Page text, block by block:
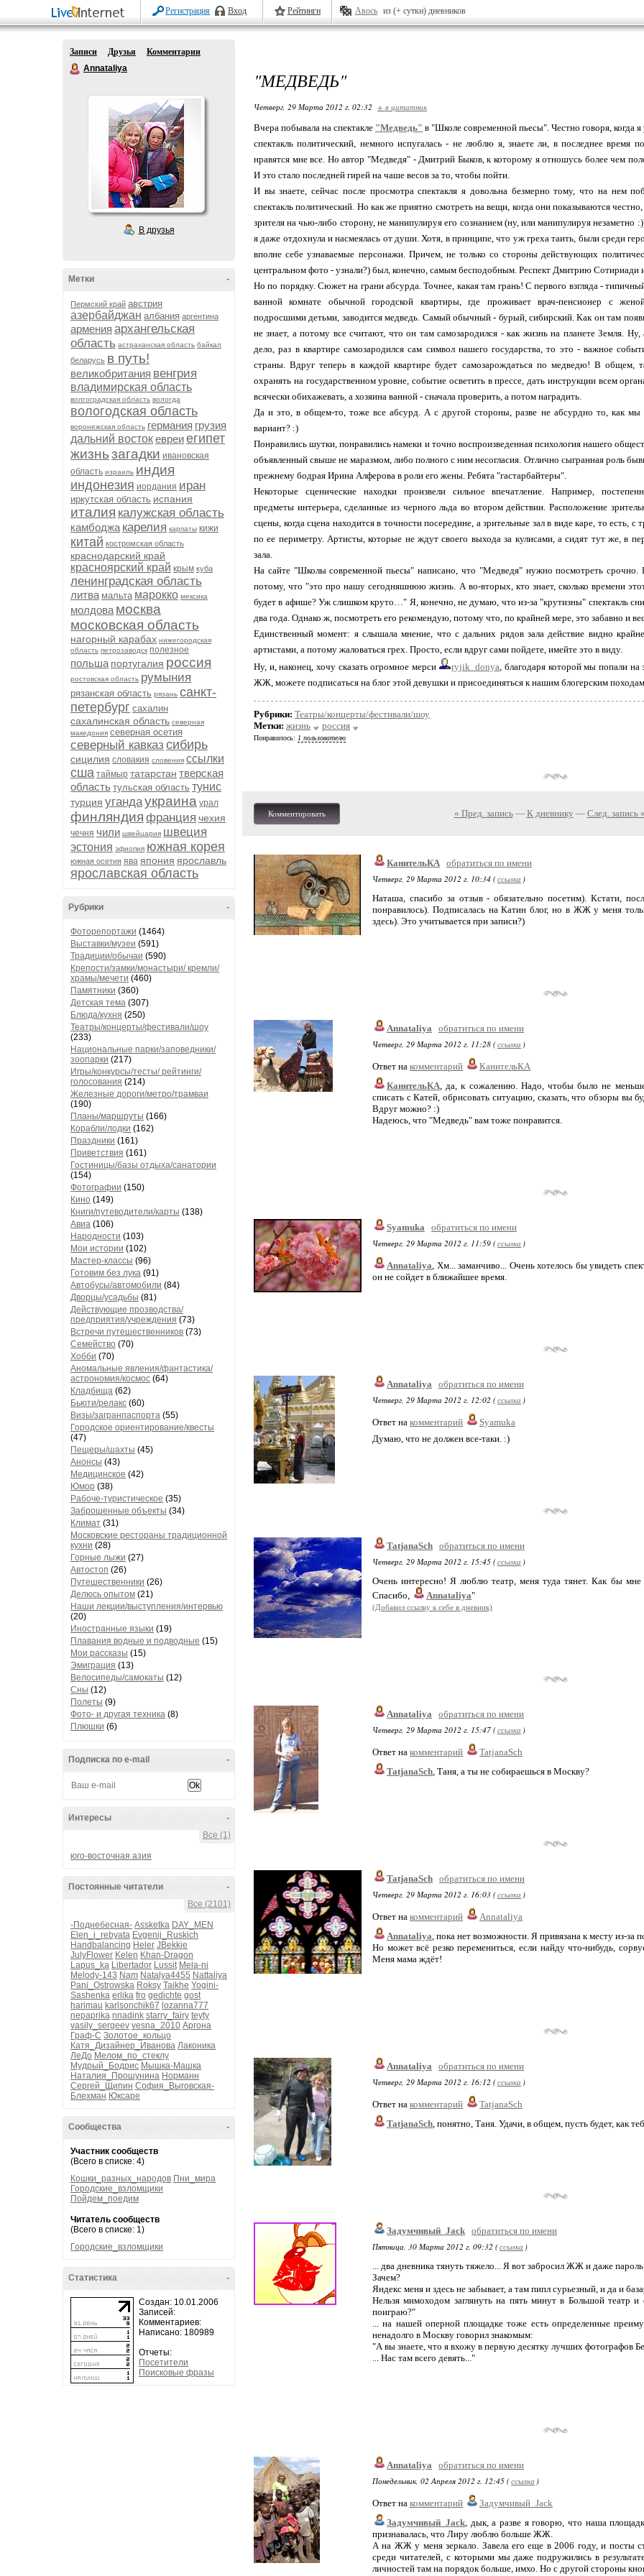
Регистрация Вход Рейтинги Авось из (+ сутки) дневников
Записи Друзья
Комментарии
Annataliya
В друзья
-
Метки
Пермский край австрия
азербайджан албания аргентина
армения архангельская
область астраханская область байкал
беларусь в путь!
великобритания венгрия
владимирская область
волгоградская область вологда
вологодская область
воронежская область германия грузия
дальний востокевреиегипет
жизньзагадки ивановская
область израиль индия
индонезия иордания иран
иркутская область испания
италия калужская область
камбоджа карелия карпаты кижи
китай костромская область
краснодарский край
красноярский край крым куба
ленинградская область
литва мальта марокко мексика
молдова москва
московская область
нагорный карабах нижегородская
область петрозаводск полезное
польша португалия россия
ростовская область румыния
рязанская область рязань санкт-
петербург сахалин
сахалинская область северная
македония северная осетия
северный кавказ сибирь
сицилия словакия словения ссылки
сша таймыр татарстан тверская
область тульская область тунис
турция угандаукраина урал
финляндия франция чехия
чечня чили швейцария швеция
эстония эфиопия южная корея
южная осетия ява япония ярославль
ярославская область
-
Рубрики
Фоторепортажи (1464)
Выставки/музеи (591)
Традиции/обычаи (590)
Крепости/замки/монастыри/ кремли/
храмы/мечети (460)
Памятники (360)
Детская тема (307)
Блюда/кухня (250)
Театры/концерты/фестивали/шоу
(233)
Национальные парки/заповедники/
зоопарки (217)
Игры/конкурсы/тесты/ рейтинги/
голосования (214)
Железные дороги/метро/трамваи
(190)
Планы/маршруты (166)
Корабли/лодки (162)
Праздники (161)
Приветствия (161)
Гостиницы/базы отдыха/санатории
(154)
Фотографии (150)
Кино (149)
Книги/путеводители/карты (138)
Авиа (106)
Народности (103)
Мои истории (102)
Мастер-классы (96)
Готовим без лука (91)
Автобусы/автомобили (84)
Дворцы/усадьбы (81)
Действующие прозводства/
предприятия/учреждения (73)
Встречи путешественников (73)
Семейство (70)
Хобби (70)
Аномальные явления/фантастика/
астрономия/космос (64)
Кладбища (62)
Бьюти/релакс (60)
Визы/загранпаспорта (55)
Городское ориентирование/квесты
(47)
Пещеры/шахты (45)
Анонсы (43)
Медицинское (42)
Юмор (38)
Рабоче-туристическое (35)
Заброшенные объекты (34)
Климат (31)
Московские рестораны традиционной
кухни (28)
Горные лыжи (27)
Автостоп (26)
Путешественники (26)
Делюсь опытом (21)
Наши лекции/выступления/интервью
(20)
Иностранные языки (19)
Плавания водные и подводные (15)
Мои рассказы (15)
Эмиграция (13)
Велосипеды/самокаты (12)
Сны (12)
Полеты (9)
Фото- и другая техника (8)
Плюшки (6)
-
Подписка по e-mail
-
Интересы
Все (1)
юго-восточная азия
-
Постоянные читатели
Все (2101)
-Поднебесная- Assketka DAY_MEN
Elen_i_rebyata Evgenij_Ruskich
Handbalancing Heler JBekkie
JulyFlower Kelen Khan-Dragon
Lapus_ka Libertador Lussit Mela-ni
Melody-143 Nam Natalya4455 Nattaliya
Pani_Ostrowska Roksy Taikhe Yogini-
Sashenka erlika fro gedichte gost
harimau karlsonchik67 lozanna777
nepaprika nnadink starry_fairy teyty
vasily_sergeev vesna_2010 Аргона
Граф-С Золотое_кольцо
Катя_Дизайнер_Иванова Лаконика
ЛеДо Мелом_по_стеклу
Мудрый_Бодрис Мышка-Машка
Наталия_Прошунина Норманн
Сергей_Щипин София_Выговская-
Блехман Юксаре
-
Сообщества
Участник сообществ
(Всего в списке: 4)
Кошки_разных_народов Пни_мира
Городские_взломщики
Пойдем_поедим
Читатель сообществ
(Всего в списке: 1)
Городские_взломщики
-
Статистика
Создан: 10.01.2006
Записей:
Комментариев:
Написано: 180989
Отчеты:
Посетители
Поисковые фразы
"МЕДВЕДЬ"
Четверг, 29 Марта 2012 г. 02:32 + в цитатник
Вчера побывала на спектакле "Медведь" в "Школе современной пьесы". Честно говоря, когда я
спектакль политический, немного испугалась - не люблю я, знаете ли, в последнее время
нравятся мне все. Но автор "Медведя" - Дмитрий Быков, к которому я отношусь более чем
И это стало последней гирей на чаше весов за то, чтобы пойти.
И вы знаете, сейчас после просмотра спектакля я довольна безмерно тому, что на нем
спектакль политический. Но как же приятно смотреть на вещи, когда они показываются
зрителя на чью-либо сторону, не манипулируя его сознанием (ну, или манипулируя незаметно
я даже отдохнула и насмеялась от души. Хотя, в принципе, что уж греха таить, были среди
вполне себе узнаваемые персонажи. Причем, не только со стороны действующих
центральном фото - узнали?) был, конечно, самым бесподобным. Респект Дмитрию Сотириади
Но по порядку. Сюжет на грани абсурда. Точнее, какая там грань! С первого взгляда -
ванной комнате обычной городской квартиры, где проживает врач-пенсионер с
подросшими детьми, заводится медведь. Самый обычный - бурый, сибирский. Как он там
не знает, а потому все считают, что он там самозародился - как жизнь на планете Земля. Ну,
дело, раз в квартире самозародился сам символ нашего государства, то это - важное
страны. Вдруг теперь в каждой квартире будет самозарождаться по медведю! В общем,
охранять на государственном уровне, событие осветить в прессе, дать инструкции всем
всячески обихажевать, а хозяина ванной - сначала проверить, а потом наградить.
Да и это, в общем-то, тоже все абсурд. А с другой стороны, разве не абсурдно то, как
вариант? :)
Понравились шутки, понравились намеки и точно воспроизведенная психология нашего
объявленный свыше не маразмом, либо полного с ним несогласия. Отлично сыгранная роль
прежнему бодрая Ирина Алферова в роли его жены. Ребята "гастарбайтеры".
Некоторые сценические находки произвели сильное впечатление. Например,
предметы интерьера, сделанные из черного льда во втором действии. Расположение
сцены, когда сцена находится в точности посередине, а зрительные зал в виде каре, то есть, с
по ее периметру. Артисты, которые не ждут своего выхода за кулисами, а сидят тут же, в
зала.
На сайте "Школы современной пьесы" написано, что "Медведя" нужно посмотреть срочно.
потому, что "это про нашу сегодняшнюю жизнь. А во-вторых, кто знает, сколько времени
будет в афише? Уж слишком круто…" Я, конечно, не думаю, что из-за "крутизны" спектакль
два года. Однако ж, посмотреть его рекомендую, потому что, по крайней мере, это забавно и
Единственный момент: я слышала мнение, что с дальних рядов зала действие видно
артистами, а потому жаловаться грех. Просто, если вдруг сами пойдете, имейте это в виду.
Ну, и, наконец, хочу сказать огромное мерси
ryjik_donya, благодаря которой мы попали на
ЖЖ, можете подписаться на блог этой девушки и присоединяться к нашим блогерским
Рубрики: Театры/концерты/фестивали/шоу
Метки: жизнь россия
Понравилось: 1 пользователю
Комментировать « Пред. запись— К дневнику — След. запись »
КанительКА обратиться по имени
Четверг, 29 Марта 2012 г. 10:34 (ссылка )
Наташа, спасибо за отзыв - обязательно посетим). Кстати,
понравилось). Подписалась на Катин блог, но в ЖЖ у меня
здесь). Это учитывается при записи?)
Annataliya
обратиться по имени
Четверг, 29 Марта 2012 г. 11:28 (ссылка )
Ответ на комментарий
КанительКА
КанительКА, да, к сожалению. Надо, чтобы было не
списать с Катей, обрисовать ситуацию, сказать, что обзоры вы
Вдруг можно? :)
Надеюсь, что "Медведь" вам тоже понравится.
Syamuka
обратиться по имени
Четверг, 29 Марта 2012 г. 11:59 (ссылка )
Annataliya, Хм... заманчиво... Очень хотелось бы увидеть
он не сойдет в ближайшее время.
Annataliya
обратиться по имени
Четверг, 29 Марта 2012 г. 12:02 (ссылка )
Ответ на комментарий
Syamuka
Думаю, что не должен все-таки. :)
TatjanaSch обратиться по имени
Четверг, 29 Марта 2012 г. 15:45 (ссылка )
Очень интересно! Я люблю театр, меня туда тянет. Как бы мне
Спасибо,
Annataliya"
(Добавил ссылку к себе в дневник)
Annataliya
обратиться по имени
Четверг, 29 Марта 2012 г. 15:47 (ссылка )
Ответ на комментарий
TatjanaSch
TatjanaSch, Таня, а ты не собираешься в Москву?
TatjanaSch обратиться по имени
Четверг, 29 Марта 2012 г. 16:03 (ссылка )
Ответ на комментарий
Annataliya
Annataliya, пока нет возможности. Я привязана к месту из-за
Но может всё резко перемениться, если найду что-нибудь,
Меня мама ждёт!
Annataliya
обратиться по имени
Четверг, 29 Марта 2012 г. 16:12 (ссылка )
Ответ на комментарий
TatjanaSch
TatjanaSch, понятно, Таня. Удачи, в общем, пусть будет, как
Задумчивый_Jack обратиться по имени
Пятница, 30 Марта 2012 г. 09:32 (ссылка )
... два дневника тянуть тяжело... Я вот забросил ЖЖ и даже
Зачем?
Яндекс меня и здесь не забывает, а там пипл сурьезный, и да и
Нельзя мимоходом заглянуть на пять минут в Большой театр
поиграю?"
... на нашей оперной площадке тоже есть определенные
ненадолго в Москву говорил знакомым:
"А вы знаете, что я вхожу в первую десятку лучших фотографов
... Нас там всего девять..."
Annataliya
обратиться по имени
Понедельник, 02 Апреля 2012 г. 12:45 (ссылка )
Ответ на комментарий
Задумчивый_Jack
Задумчивый_Jack, дык, а разве я говорю, что наша
признавалась, что Лиру люблю больше ЖЖ.
А на ЖЖ у меня зеркало. Завела его еще в 2006 году, и посты
среди читателей, с которыми мы даже подружились в
личностей там на порядок больше, имхо. Но с другой стороны